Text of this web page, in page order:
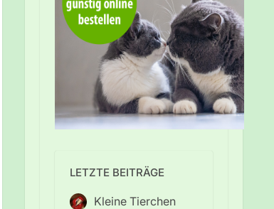
LETZTE BEITRÄGE
Kleine Tierchen